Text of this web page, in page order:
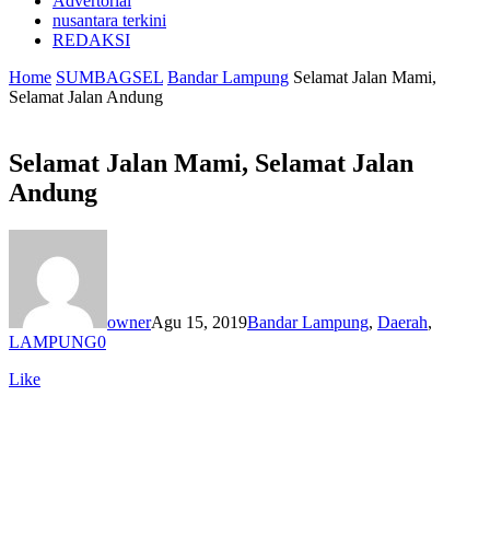
nusantara terkini
REDAKSI
Home SUMBAGSEL Bandar Lampung Selamat Jalan Mami,
Selamat Jalan Andung
Selamat Jalan Mami, Selamat Jalan
Andung
ownerAgu 15, 2019Bandar Lampung, Daerah,
LAMPUNG0
Like